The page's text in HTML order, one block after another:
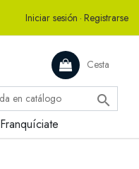
Iniciar sesión · Registrarse
Cesta

Franquíciate